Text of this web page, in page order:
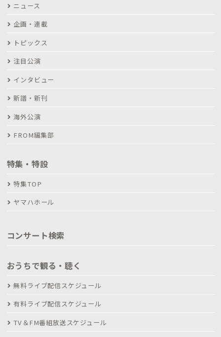
ニュース
企画・連載
トピックス
注目公演
インタビュー
新譜・新刊
海外公演
FROM編集部
特集・特設
特集TOP
ヤマハホール
コンサート検索
おうちで観る・聴く
無料ライブ配信スケジュール
有料ライブ配信スケジュール
TV＆FM番組放送スケジュール